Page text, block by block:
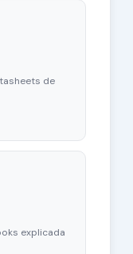
de
explicada